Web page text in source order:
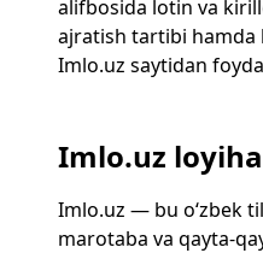
alifbosida lotin va
ajratish tartibi hamda
Imlo.uz saytidan
Imlo.uz
Imlo.uz — bu o‘zbek
marotaba va qayta-